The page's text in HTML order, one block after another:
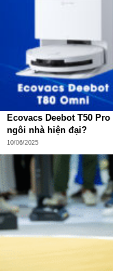
Ecovacs Deebot T50
ngôi nhà hiện đại?
10/06/2025